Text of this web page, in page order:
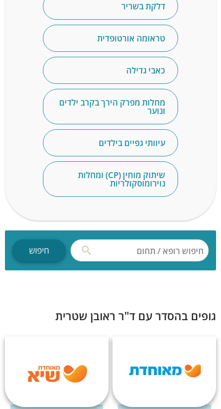
חיפוש רופא / תחום חיפוש
דלקת בשריר
טראומה אורטופדית
כאבי גדילה
מחלות מפרק הירך בקרב ילדים
ונוער
עיוותי גפיים בילדים
שיתוק מוחין (CP) ומחלות
נוירומוסקולריות
גופים בהסדר עם ד"ר ראובן שטרית